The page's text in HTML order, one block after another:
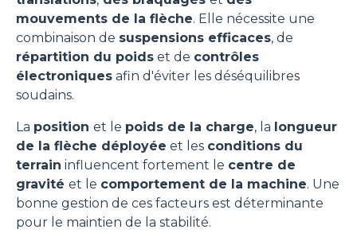
mouvements de la flèche. Elle nécessite une
combinaison de suspensions efficaces, de
répartition du poids et de contrôles
électroniques afin d'éviter les déséquilibres
soudains.
La position et le poids de la charge, la longueur
de la flèche déployée et les conditions du
terrain influencent fortement le centre de
gravité et le comportement de la machine. Une
bonne gestion de ces facteurs est déterminante
pour le maintien de la stabilité.